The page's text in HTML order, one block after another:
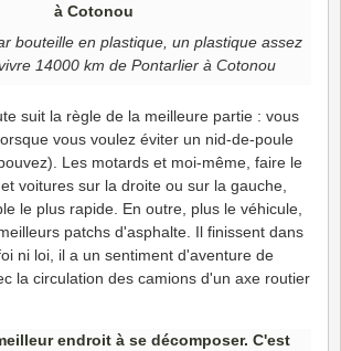
bouteille en plastique, un plastique assez
14000 km de Pontarlier à Cotonou
suit la règle de la meilleure partie : vous
vous voulez éviter un nid-de-poule
Les motards et moi-même, faire le
voitures sur la droite ou sur la gauche,
le plus rapide. En outre, plus le véhicule,
patchs d'asphalte. Il finissent dans
ni loi, il a un sentiment d'aventure de
la circulation des camions d'un axe routier